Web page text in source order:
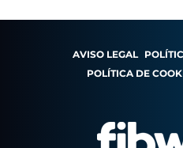
AVISO LEGAL
POLÍTICA DE